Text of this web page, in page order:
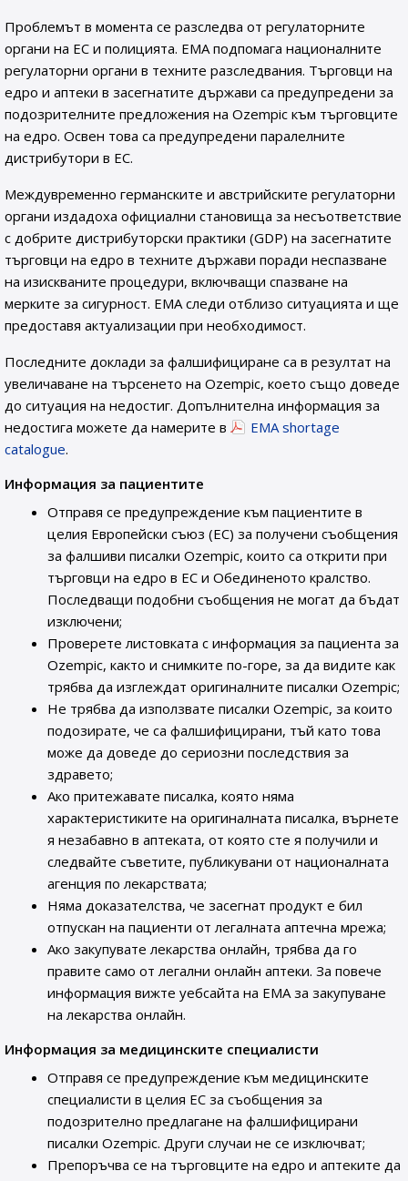
Проблемът в момента се разследва от регулаторните
органи на ЕС и полицията. EMA подпомага националните
регулаторни органи в техните разследвания. Търговци на
едро и аптеки в засегнатите държави са предупредени за
подозрителните предложения на Ozempic към търговците
на едро. Освен това са предупредени паралелните
дистрибутори в ЕС.
Междувременно германските и австрийските регулаторни
органи издадоха официални становища за несъответствие
с добрите дистрибуторски практики (GDP) на засегнатите
търговци на едро в техните държави поради неспазване
на изискваните процедури, включващи спазване на
мерките за сигурност. EMA следи отблизо ситуацията и ще
предоставя актуализации при необходимост.
Последните доклади за фалшифициране са в резултат на
увеличаване на търсенето на Ozempic, което също доведе
до ситуация на недостиг. Допълнителна информация за
недостига можете да намерите в
EMA shortage
catalogue.
Информация за пациентите
Отправя се предупреждение към пациентите в
целия Европейски съюз (ЕС) за получени съобщения
за фалшиви писалки Ozempic, които са открити при
търговци на едро в ЕС и Обединеното кралство.
Последващи подобни съобщения не могат да бъдат
изключени;
Проверете листовката с информация за пациента за
Ozempic, както и снимките по-горе, за да видите как
трябва да изглеждат оригиналните писалки Ozempic;
Не трябва да използвате писалки Ozempic, за които
подозирате, че са фалшифицирани, тъй като това
може да доведе до сериозни последствия за
здравето;
Ако притежавате писалка, която няма
характеристиките на оригиналната писалка, върнете
я незабавно в аптеката, от която сте я получили и
следвайте съветите, публикувани от националната
агенция по лекарствата;
Няма доказателства, че засегнат продукт е бил
отпускан на пациенти от легалната аптечна мрежа;
Ако закупувате лекарства онлайн, трябва да го
правите само от легални онлайн аптеки. За повече
информация вижте уебсайта на ЕМА за закупуване
на лекарства онлайн.
Информация за медицинските специалисти
Отправя се предупреждение към медицинските
специалисти в целия ЕС за съобщения за
подозрително предлагане на фалшифицирани
писалки Ozempic. Други случаи не се изключват;
Препоръчва се на търговците на едро и аптеките да